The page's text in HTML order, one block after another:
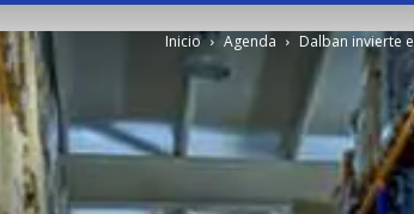
Inicio Agenda Dalban invierte